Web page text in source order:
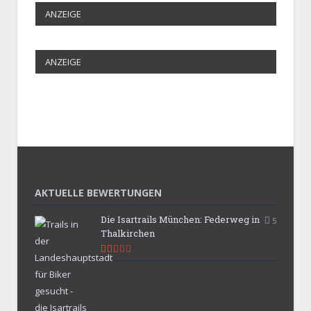
ANZEIGE
ANZEIGE
AKTUELLE BEWERTUNGEN
5
Die Isartrails München: Federweg in
Thalkirchen